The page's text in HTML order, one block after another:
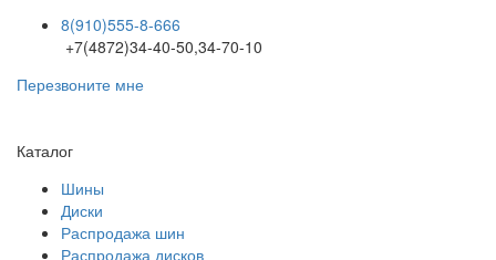
8(910)555-8-666
+7(4872)34-40-50,34-70-10
Перезвоните мне
Каталог
Шины
Диски
Распродажа шин
Распродажа дисков